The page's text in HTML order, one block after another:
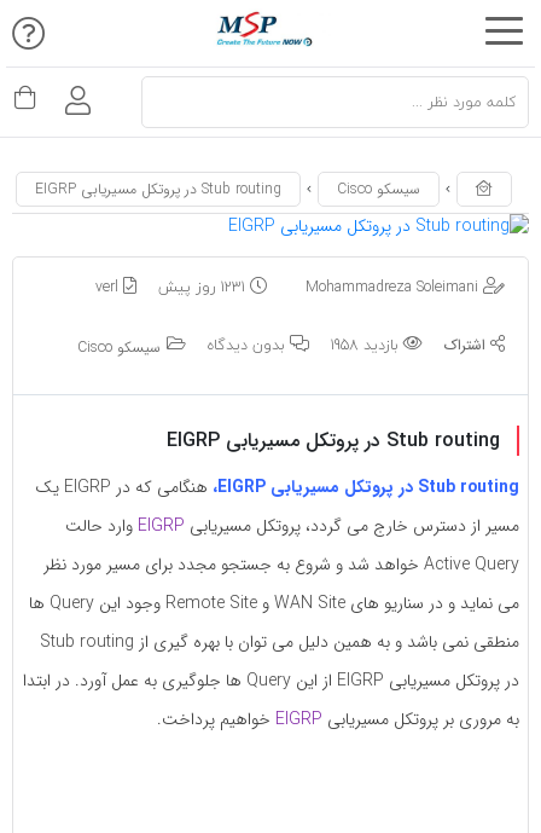
اشتراک
با
استفاده
از
زیر
این
دوستان
بگذارید.
لینک
سیسکو Cisco Stub routing در پروتکل مسیریابی EIGRP
Mohammadreza Soleimani 1231 روز پیش verl
اشتراک
گذاری
استفاده
از
روش‌های
زیر
این
صفحه
دوستان
خود
به
اشتراک
لینک
بازدید 1958 بدون دیدگاه سیسکو Cisco
Stub routing در پروتکل مسیریابی EIGRP
Stub routing در پروتکل مسیریابی EIGRP،
هنگامی که در EIGRP یک
مسیر از دسترس خارج می گردد، پروتکل مسیریابی EIGRPوارد حالت
Active Query خواهد شد و شروع به جستجو مجدد برای مسیر مورد نظر
می نماید و در سناریو های WAN Site و Remote Site وجود این Query ها
منطقی نمی باشد و به همین دلیل می توان با بهره گیری از Stub routing
در پروتکل مسیریابی EIGRP از این Query ها جلوگیری به عمل آورد. در ابتدا
به مروری بر پروتکل مسیریابی EIGRPخواهیم پرداخت.